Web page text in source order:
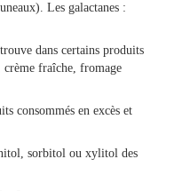
Les galactanes :
dans certains produits
fraîche, fromage
consommés en excès et
sorbitol ou xylitol des